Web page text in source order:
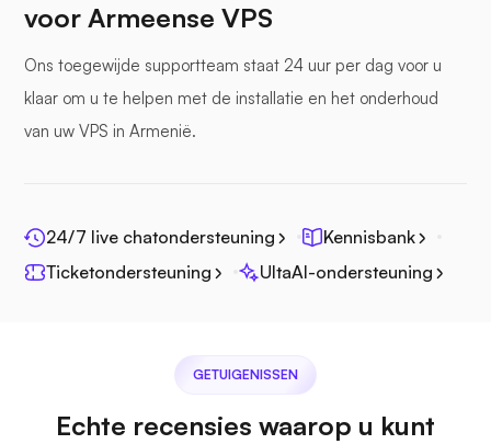
Zeebestand
voor Armeense VPS
Ons toegewijde supportteam staat 24 uur per dag voor u
klaar om u te helpen met de installatie en het onderhoud
van uw VPS in Armenië.
24/7 live chatondersteuning
Kennisbank
Ticketondersteuning
UltaAI-ondersteuning
GETUIGENISSEN
Echte recensies waarop u kunt